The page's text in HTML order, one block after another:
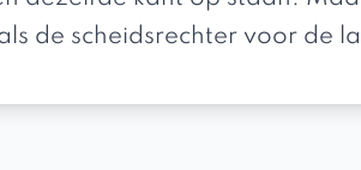
de scheidsrechter voor de